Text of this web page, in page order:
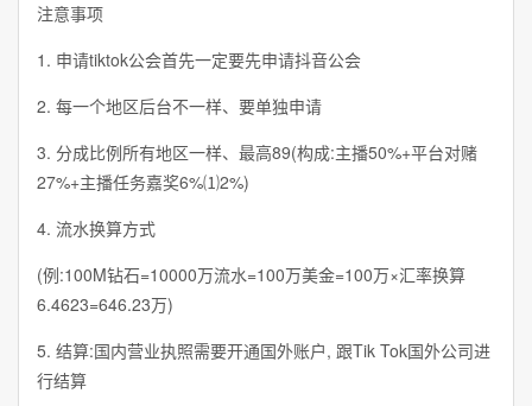
注意事项
1. 申请tiktok公会首先一定要先申请抖音公会
2. 每一个地区后台不一样、要单独申请
3. 分成比例所有地区一样、最高89(构成:主播50%+平台对赌
27%+主播任务嘉奖6%⑴2%)
4. 流水换算方式
(例:100M钻石=10000万流水=100万美金=100万×汇率换算
6.4623=646.23万)
5. 结算:国内营业执照需要开通国外账户, 跟Tik Tok国外公司进
行结算